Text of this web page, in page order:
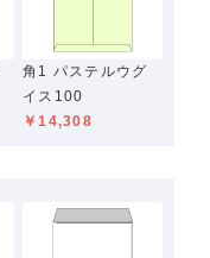
角1 パステルウグ
イス100
￥14,308